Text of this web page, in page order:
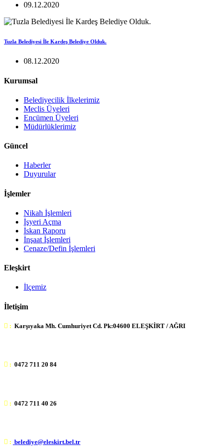
09.12.2020
Tuzla Belediyesi İle Kardeş Belediye Olduk.
08.12.2020
Kurumsal
Belediyecilik İlkelerimiz
Meclis Üyeleri
Encümen Üyeleri
Müdürlüklerimiz
Güncel
Haberler
Duyurular
İşlemler
Nikah İşlemleri
İşyeri Açma
İskan Raporu
İnşaat İşlemleri
Cenaze/Defin İşlemleri
Eleşkirt
İlçemiz
İletişim
: Karşıyaka Mh. Cumhuriyet Cd. Pk:04600 ELEŞKİRT / AĞRI
: 0472 711 20 84
: 0472 711 40 26
: belediye@eleskirt.bel.tr